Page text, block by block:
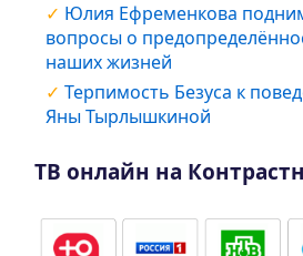
Юлия Ефременкова
вопросы о
наших жизней
Терпимость Безуса к
Яны Тырлышкиной
ТВ онлайн на